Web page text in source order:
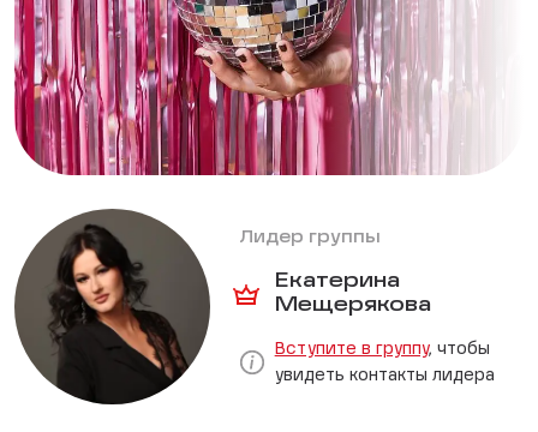
Лидер группы
Екатерина
Мещерякова
Вступите в группу, чтобы
увидеть контакты лидера